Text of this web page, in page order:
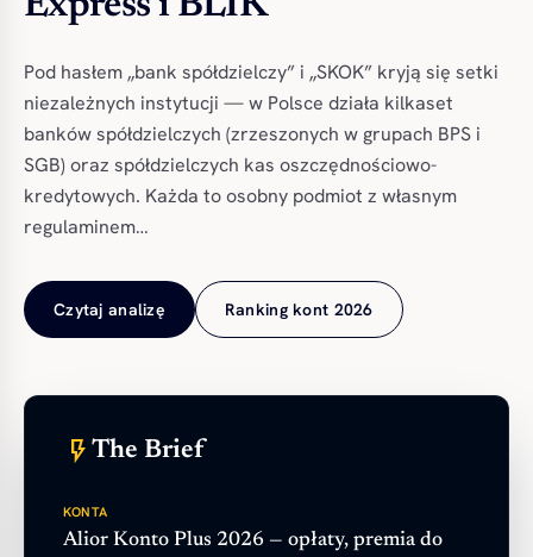
Pod hasłem „bank spółdzielczy” i „SKOK” kryją się setki
niezależnych instytucji — w Polsce działa kilkaset
banków spółdzielczych (zrzeszonych w grupach BPS i
SGB) oraz spółdzielczych kas oszczędnościowo-
kredytowych. Każda to osobny podmiot z własnym
regulaminem…
Czytaj analizę Ranking kont 2026
flash_on The Brief
KONTA
Alior Konto Plus 2026 — opłaty, premia do